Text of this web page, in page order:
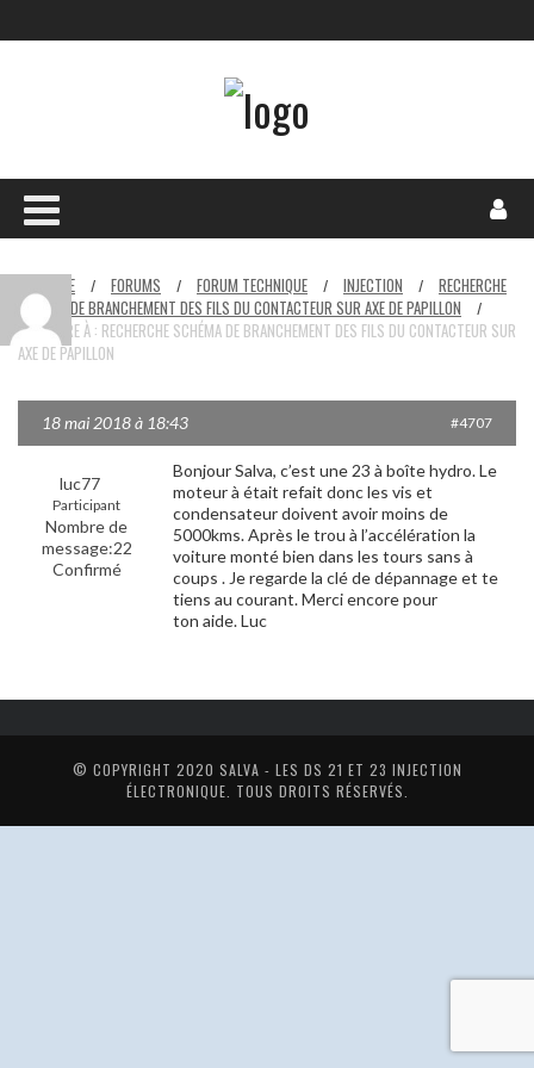
HOME / FORUMS / FORUM TECHNIQUE / INJECTION /
RECHERCHE
SCHÉMA DE BRANCHEMENT DES FILS DU CONTACTEUR SUR AXE DE PAPILLON
/
RÉPONDRE À : RECHERCHE SCHÉMA DE BRANCHEMENT DES FILS DU CONTACTEUR SUR
AXE DE PAPILLON
18 mai 2018 à 18:43 #4707
luc77
Participant
Nombre de
message:22
Confirmé
Bonjour Salva, c’est une 23 à boîte hydro. Le
moteur à était refait donc les vis et
condensateur doivent avoir moins de
5000kms. Après le trou à l’accélération la
voiture monté bien dans les tours sans à
coups . Je regarde la clé de dépannage et te
tiens au courant. Merci encore pour
ton aide. Luc
© COPYRIGHT 2020 SALVA - LES DS 21 ET 23 INJECTION
ÉLECTRONIQUE . TOUS DROITS RÉSERVÉS.